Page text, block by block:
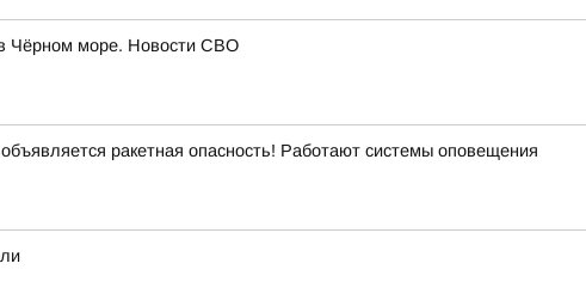
Чёрном море. Новости СВО
ракетная опасность! Работают системы оповещения